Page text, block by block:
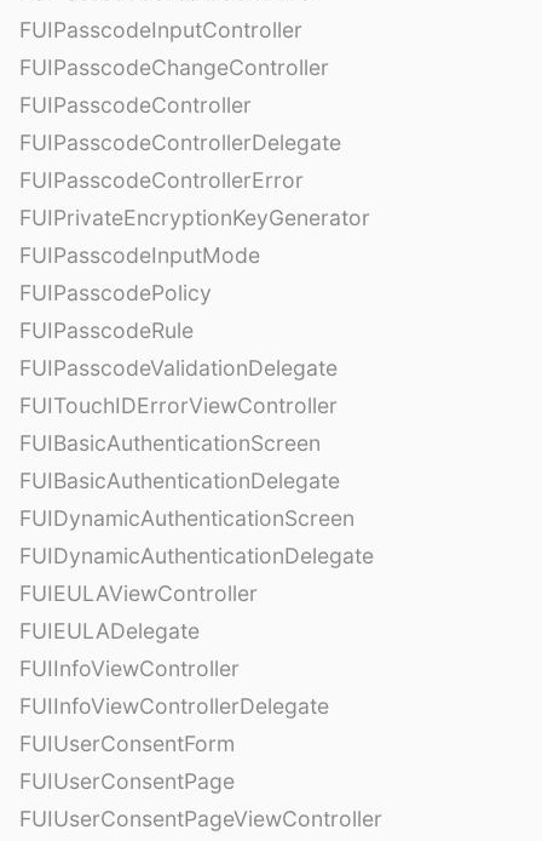
FUIPasscodeInputController
FUIPasscodeChangeController
FUIPasscodeController
FUIPasscodeControllerDelegate
FUIPasscodeControllerError
FUIPrivateEncryptionKeyGenerator
FUIPasscodeInputMode
FUIPasscodePolicy
FUIPasscodeRule
FUIPasscodeValidationDelegate
FUITouchIDErrorViewController
FUIBasicAuthenticationScreen
FUIBasicAuthenticationDelegate
FUIDynamicAuthenticationScreen
FUIDynamicAuthenticationDelegate
FUIEULAViewController
FUIEULADelegate
FUIInfoViewController
FUIInfoViewControllerDelegate
FUIUserConsentForm
FUIUserConsentPage
FUIUserConsentPageViewController